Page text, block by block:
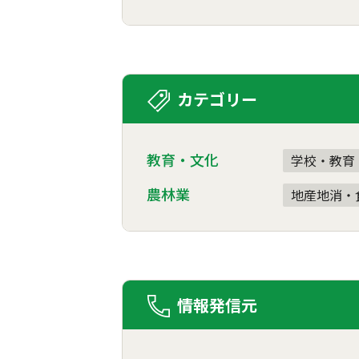
カテゴリー
教育・文化 学校・教育
農林業 地産地消・
情報発信元